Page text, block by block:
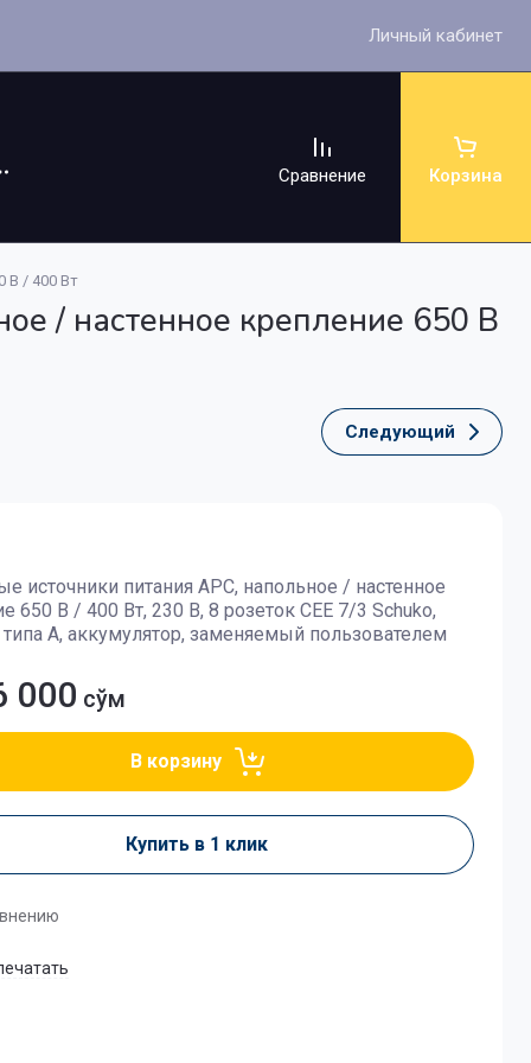
Личный кабинет
Сравнение Корзина
В / 400 Вт
/ настенное крепление 650 В
Следующий
источники питания APC, напольное / настенное
650 В / 400 Вт, 230 В, 8 розеток CEE 7/3 Schuko,
типа A, аккумулятор, заменяемый пользователем
000 сўм
В корзину
Купить в 1 клик